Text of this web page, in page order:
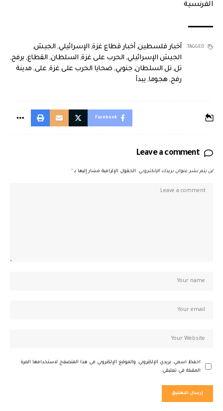
الفرنسية
TAGGED: أخبار فلسطين, أخبار قطاع غزة, الإسرائيلي, الجيش,
الجيش الإسرائيلي, الحرب على غزة, السلطان, القطاع, برفح,
تل, تل السلطان,جنوبي, ضحايا الحرب على غزة, على, مدينة
رفح, هجوما, يبدأ
Facebook
Leave a comment
لن يتم نشر عنوان بريدك الإلكتروني. الحقول الإلزامية مشار إليها بـ *
احفظ اسمي، بريدي الإلكتروني، والموقع الإلكتروني في هذا المتصفح لاستخدامها المرة
المقبلة في تعليقي.